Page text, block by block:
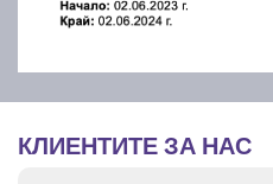
КЛИЕНТИТЕ ЗА НАС